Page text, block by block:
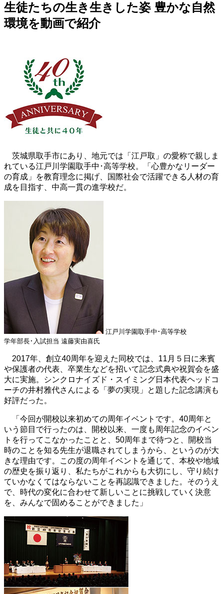
生徒たちの生き生きした姿 豊かな自然
環境を動画で紹介
茨城県取手市にあり、地元では「江戸取」の愛称で親しま
れている江戸川学園取手中･高等学校。「心豊かなリーダー
の育成」を教育理念に掲げ、国際社会で活躍できる人材の育
成を目指す、中高一貫の進学校だ。
江戸川学園取手中･高等学校
学年部長･入試担当 遠藤実由喜氏
2017年、創立40周年を迎えた同校では、11月５日に来賓
や保護者の代表、卒業生などを招いて記念式典や祝賀会を盛
大に実施。シンクロナイズド・スイミング日本代表ヘッドコ
ーチの井村雅代さんによる「夢の実現」と題した記念講演も
好評だった。
「今回が開校以来初めての周年イベントです。40周年と
いう節目で行ったのは、開校以来、一度も周年記念のイベン
トを行ってこなかったことと、50周年まで待つと、開校当
時のことを知る先生が退職されてしまうから、というのが大
きな理由です。この度の周年イベントを通じて、本校や地域
の歴史を振り返り、私たちがこれからも大切にし、守り続け
ていかなくてはならないことを再認識できました。そのうえ
で、時代の変化に合わせて新しいことに挑戦していく決意
を、みんなで固めることができました」